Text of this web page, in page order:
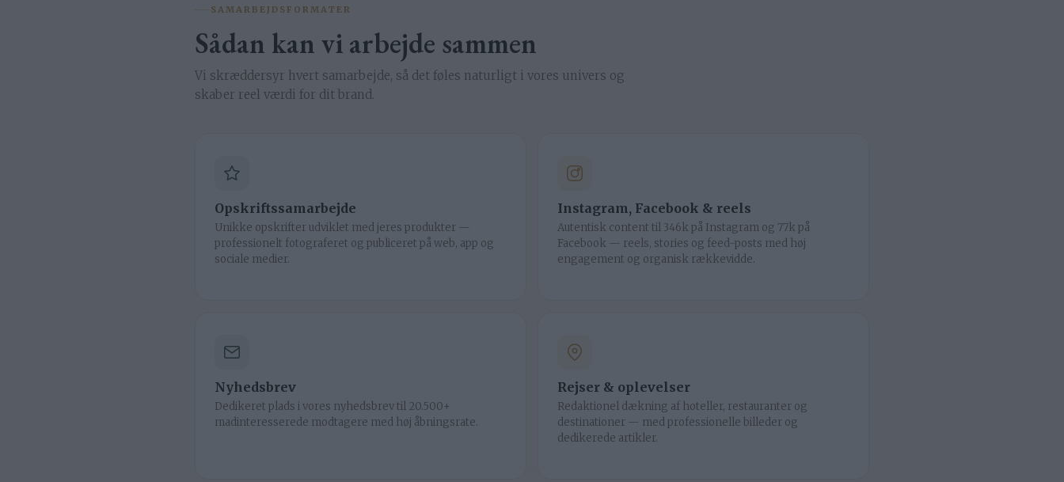
SAMARBEJDSFORMATER
Sådan kan vi arbejde sammen
Vi skræddersyr hvert samarbejde, så det føles naturligt i vores univers og
skaber reel værdi for dit brand.
Opskriftssamarbejde
Unikke opskrifter udviklet med jeres produkter —
professionelt fotograferet og publiceret på web, app og
sociale medier.
Instagram, Facebook & reels
Autentisk content til 346k på Instagram og 77k på
Facebook — reels, stories og feed-posts med høj
engagement og organisk rækkevidde.
Nyhedsbrev
Dedikeret plads i vores nyhedsbrev til 20.500+
madinteresserede modtagere med høj åbningsrate.
Rejser & oplevelser
Redaktionel dækning af hoteller, restauranter og
destinationer — med professionelle billeder og
dedikerede artikler.